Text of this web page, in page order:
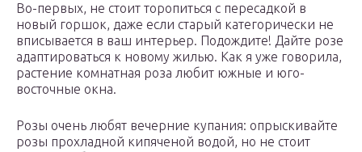
Во-первых, не стоит торопиться с пересадкой в
новый горшок, даже если старый категорически не
вписывается в ваш интерьер. Подождите! Дайте розе
адаптироваться к новому жилью. Как я уже говорила,
растение комнатная роза любит южные и юго-
восточные окна.
Розы очень любят вечерние купания: опрыскивайте
розы прохладной кипяченой водой, но не стоит